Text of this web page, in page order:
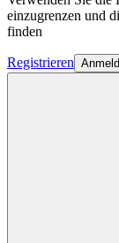
einzugrenzen und
finden
Registrieren